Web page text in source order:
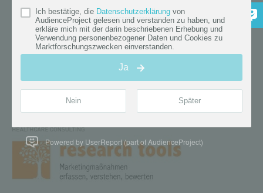
Powered by UserReport (part of AudienceProject)